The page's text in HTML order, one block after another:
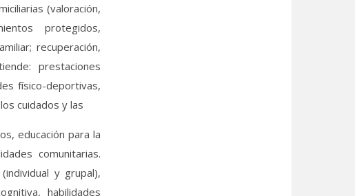
(valoración,
protegidos,
recuperación,
prestaciones
físico-deportivas,
cuidados y las
educación para la
comunitarias.
y grupal),
habilidades